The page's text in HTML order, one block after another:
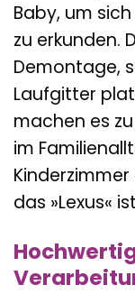
Baby, um
zu erkunden.
Demontage,
Laufgitter
machen es
im
das »Lexus«